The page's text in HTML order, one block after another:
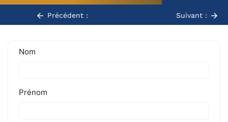
l’articlePrécédent : Suivant :